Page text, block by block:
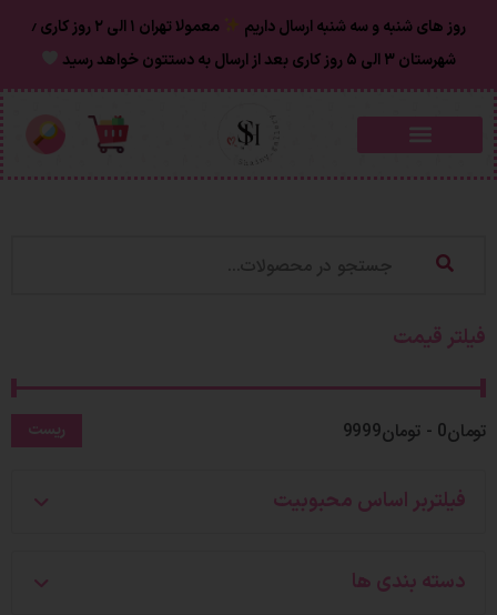
روز های شنبه و سه شنبه ارسال داریم
معمولا تهران ۱ الی ۲ روز‌ کاری ٫
شهرستان ۳ الی ۵ روز کاری بعد از ارسال به دستتون خواهد رسید
فیلتر قیمت
تومان0 - تومان9999 ریست
فیلتربر اساس محبوبیت
دسته بندی ها